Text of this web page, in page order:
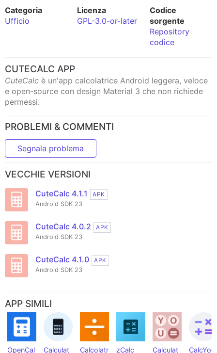
Categoria
Ufficio
Licenza
GPL-3.0-or-later
Codice
sorgente
Repository
codice
CUTECALC APP
CuteCalc è un'app calcolatrice Android leggera, veloce
e open-source con design Material 3 che non richiede
permessi.
PROBLEMI & COMMENTI
Segnala problema
VECCHIE VERSIONI
CuteCalc 4.1.1
APK
Android SDK 23
CuteCalc 4.0.2
APK
Android SDK 23
CuteCalc 4.1.0
APK
Android SDK 23
APP SIMILI
OpenCal
Calculat
Calcolatr
zCalc
Calculat
CalcYou